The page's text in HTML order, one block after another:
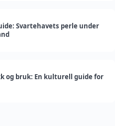
Svartehavets perle under
og bruk: En kulturell guide for